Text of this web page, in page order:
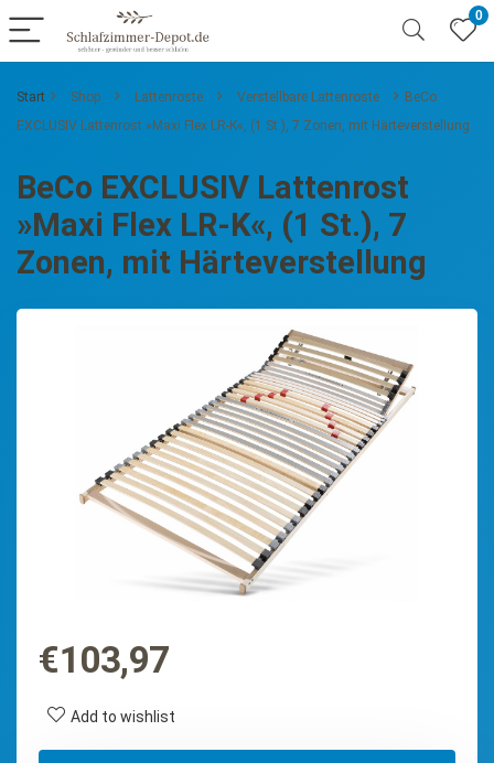
0
Start Shop Lattenroste Verstellbare Lattenroste
BeCo
EXCLUSIV Lattenrost »Maxi Flex LR-K«, (1 St.), 7 Zonen, mit Härteverstellung
BeCo EXCLUSIV Lattenrost
»Maxi Flex LR-K«, (1 St.), 7
Zonen, mit Härteverstellung
€103,97
Add to wishlist